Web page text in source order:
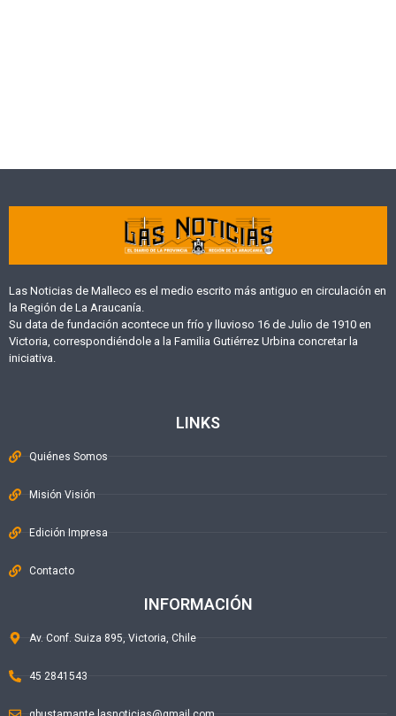
Las Noticias de Malleco es el medio escrito más antiguo en circulación en
la Región de La Araucanía.
Su data de fundación acontece un frío y lluvioso 16 de Julio de 1910 en
Victoria, correspondiéndole a la Familia Gutiérrez Urbina concretar la
iniciativa.
LINKS
Quiénes Somos
Misión Visión
Edición Impresa
Contacto
INFORMACIÓN
Av. Conf. Suiza 895, Victoria, Chile
45 2841543